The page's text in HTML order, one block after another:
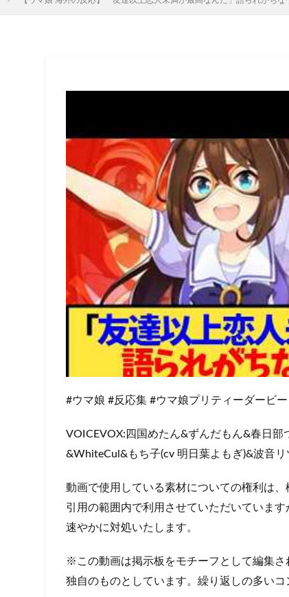
#ウマ娘 #反応集 #ウマ娘プリティーダービー
VOICEVOX:四国めたん&ずんだもん&春日
&WhiteCul&もち子(cv 明日葉よもぎ)&波音
動画で使用している素材についての権利は、
引用の範囲内で利用させていただいていま
速やかに対処いたします。
※この動画は掲示板をモチーフとして編集さ
独自のものとしています。繰り返しの多い